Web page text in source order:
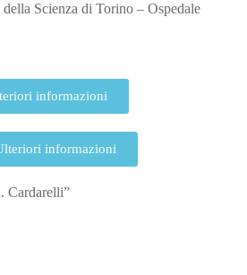
Scienza di Torino – Ospedale
informazioni
Cardarelli”
informazioni